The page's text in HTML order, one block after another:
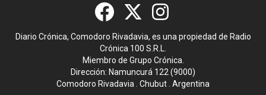
Diario Crónica, Comodoro Rivadavia, es una propiedad de Radio
Crónica 100 S.R.L.
Miembro de Grupo Crónica.
Dirección: Namuncurá 122 (9000)
Comodoro Rivadavia . Chubut . Argentina